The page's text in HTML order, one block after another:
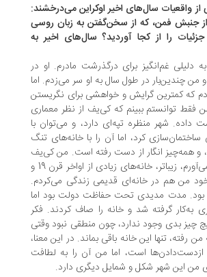
سال‌های اخیر اوکراین می‌درخشند:
فمن، که از سخن‌گفتن به زبان روسی
را از کجا آوردید؟ سال‌های اخیر به
غم‌انگیز برای درگذرشت مادرم. او در
در طول سال به او سر می‌زدم. اما
گرایش و خواهشی برای نگریستن
ببینم که کی‌یف از نظر معماری
شهر منظره تپه‌ای دارد، و می‌توان با
کرد، اما آن را با خانه‌های تنگ
انگار از دست رفته است. من کی‌یف
را جور دیگری به یاد می‌آورم، زیباتر، خانه‌های زیادی از اواخر قرن 19 و
من هم در خانه‌ای قدیمی زندگی می‌کردم.
مدیدی تحت حفاظت دولت بود اما
گرفته شد و خانه را صاف کردند. فکر
وجود ندارد، چون منطقی نبود وقتی
این خانه باقی بماند. در این معنا،
است، اما من آن را به لطافت
شهر شکل و شمایل دیگری دارد.